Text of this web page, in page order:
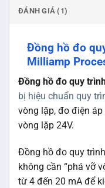
ĐÁNH GIÁ (1)
Đồng hồ đo
Milliamp
Đồng hồ đo quy
bị hiệu chuẩn quy
vòng lặp, đo điện
vòng lặp 24V.
Đồng hồ đo quy
không cần “phá vỡ
từ 4 đến 20 mA để